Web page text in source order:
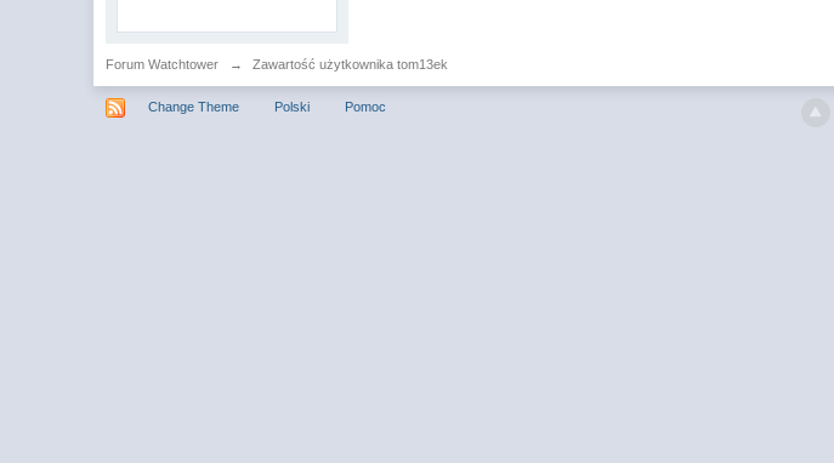
Forum Watchtower → Zawartość użytkownika tom13ek
Change Theme Polski Pomoc